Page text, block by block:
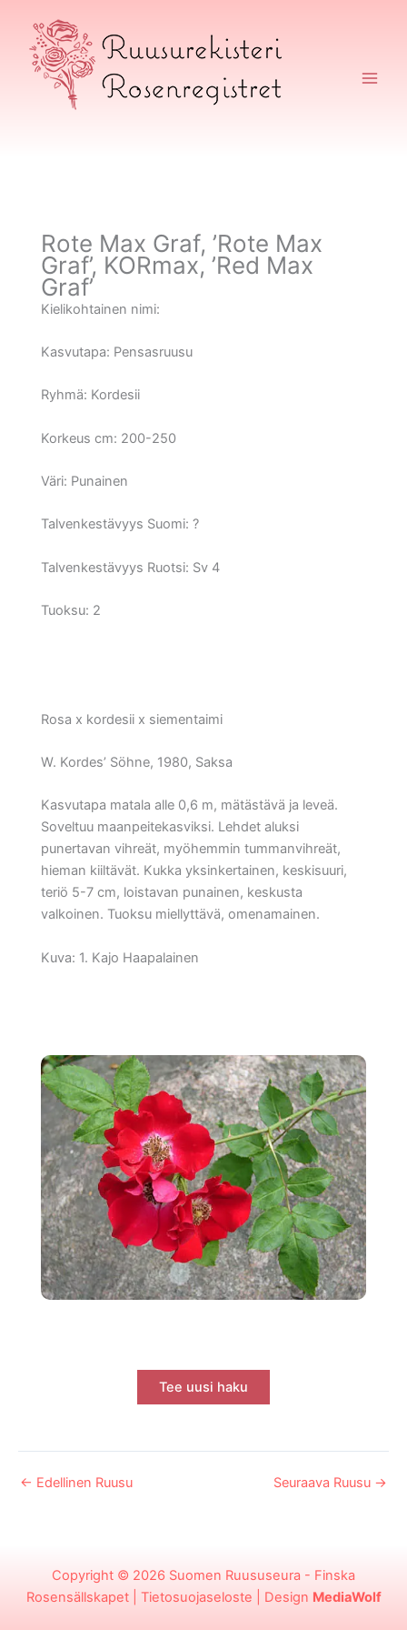
sisältöön
Rote Max Graf, ’Rote Max
Graf’, KORmax, ’Red Max
Graf’
Kielikohtainen nimi:
Kasvutapa: Pensasruusu
Ryhmä: Kordesii
Korkeus cm: 200-250
Väri: Punainen
Talvenkestävyys Suomi: ?
Talvenkestävyys Ruotsi: Sv 4
Tuoksu: 2
Rosa x kordesii x siementaimi
W. Kordes’ Söhne, 1980, Saksa
Kasvutapa matala alle 0,6 m, mätästävä ja leveä.
Soveltuu maanpeitekasviksi. Lehdet aluksi
punertavan vihreät, myöhemmin tummanvihreät,
hieman kiiltävät. Kukka yksinkertainen, keskisuuri,
teriö 5-7 cm, loistavan punainen, keskusta
valkoinen. Tuoksu miellyttävä, omenamainen.
Kuva: 1. Kajo Haapalainen
Tee uusi haku
← Edellinen Ruusu Seuraava Ruusu →
Copyright © 2026 Suomen Ruususeura - Finska
Rosensällskapet| Tietosuojaseloste | Design MediaWolf